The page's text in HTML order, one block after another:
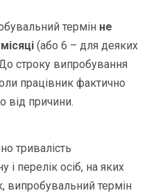
термін не
(або 6 – для деяких
строку випробування
працівник фактично
від причини.
тривалість
і перелік осіб, на яких
випробувальний термін